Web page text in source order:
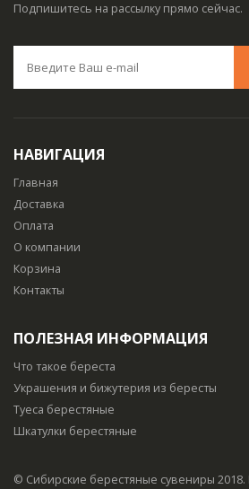
Подпишитесь на рассылку прямо сейчас.
НАВИГАЦИЯ
Главная
Доставка
Оплата
О компании
Корзина
Контакты
ПОЛЕЗНАЯ ИНФОРМАЦИЯ
Что такое береста
Украшения и бижутерия из бересты
Туеса берестяные
Шкатулки берестяные
© Сибирские берестяные сувениры